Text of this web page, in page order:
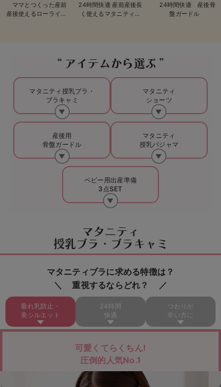
ママとつくった産前
産後使えるローライズ
24時間快適 産前産後長
く使えるマタニティシ
24時間快適 産後骨
盤ガードル
アイテムから選ぶ
マタニティ授乳ブラ・
ブラキャミ
マタニティ
ショーツ
産後用
骨盤ガードル
マタニティ
授乳パジャマ
ベビー用出産準備
3点SET
マタニティ
授乳ブラ・ブラキャミ
マタニティブラに求める特徴は？
重視するならどれ？
垂れ乳防止・
美シルエット
24時間
快適
つわりが
辛い方に
可愛くてらくちん!
圧倒的人気No.1